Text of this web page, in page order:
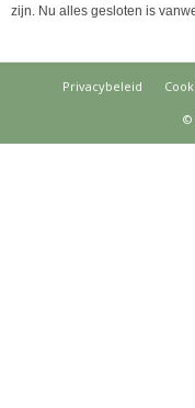
zijn. Nu alles gesloten is
Privacybeleid
©